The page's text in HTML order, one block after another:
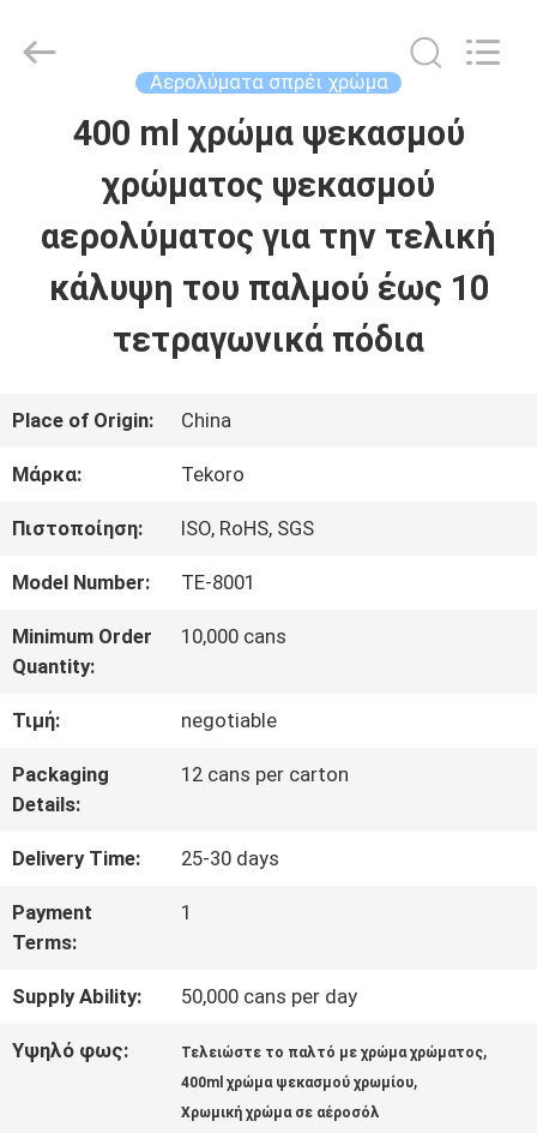
ΣΠΊΤΙ
ΠΡΟΪΌΝΤΑ
ΣΧΕΤΙΚΆ
ΕΜΆΣ
ΕΠΙΣΚΕΨΉ
ΕΡΓΟΣΤΑΣΊΟΥ
ΈΛΕΓΧΟΣ
ΠΟΙΌΤΗΤΑΣ
ΕΠΙΚΟΙΝΩΝΉΣΤΕ
ΜΑΣ
ΖΗΤΉΣΤΕ
CARE
INDUSTRY
Αερολύματα σπρέι χρώμα
400 ml χρώμα ψεκασμού
χρώματος ψεκασμού
αερολύματος για την τελική
κάλυψη του παλμού έως 10
τετραγωνικά πόδια
Place of Origin: China
Μάρκα: Tekoro
Πιστοποίηση: ISO, RoHS, SGS
Model Number: TE-8001
Minimum Order
Quantity:
10,000 cans
Τιμή: negotiable
Packaging
Details:
12 cans per carton
Delivery Time: 25-30 days
Payment
Terms:
1
Supply Ability: 50,000 cans per day
Υψηλό φως: Τελειώστε το παλτό με χρώμα χρώματος,
400ml χρώμα ψεκασμού χρωμίου,
Χρωμική χρώμα σε αέροσόλ